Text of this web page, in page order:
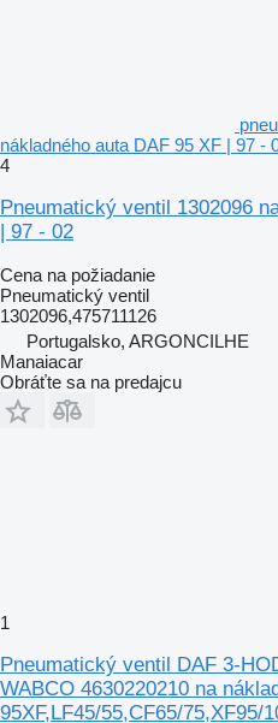
nákladného auta DAF 95 XF | 97 -
4
Pneumatický ventil 1302096
| 97 - 02
Cena na požiadanie
Pneumatický ventil
1302096,475711126
Portugalsko, ARGONCILHE
Manaiacar
Obráťte sa na predajcu
1
Pneumatický ventil DAF 3-
WABCO 4630220210 na
95XF,LF45/55,CF65/75,XF95/